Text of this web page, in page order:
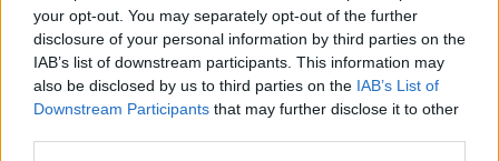
your opt-out. You may separately opt-out of the further
disclosure of your personal information by third parties on the
IAB’s list of downstream participants. This information may
also be disclosed by us to third parties on the IAB’s List of
Downstream Participants that may further disclose it to other
Министерот за заштита на граѓаните на Грција,
Михалис Хрисохоидис, призна дека новиот
систем веќе предизвикал реакции од соседните
држави. Тој изјави дека добил поплаки од